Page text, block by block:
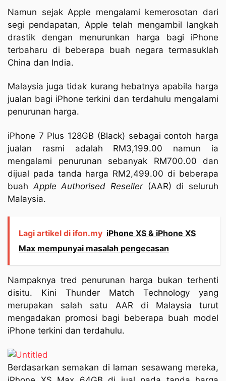
Namun sejak Apple mengalami kemerosotan dari
segi pendapatan, Apple telah mengambil langkah
drastik dengan menurunkan harga bagi iPhone
terbaharu di beberapa buah negara termasuklah
China dan India.
Malaysia juga tidak kurang hebatnya apabila harga
jualan bagi iPhone terkini dan terdahulu mengalami
penurunan harga.
iPhone 7 Plus 128GB (Black) sebagai contoh harga
jualan rasmi adalah RM3,199.00 namun ia
mengalami penurunan sebanyak RM700.00 dan
dijual pada tanda harga RM2,499.00 di beberapa
buah Apple Authorised Reseller (AAR) di seluruh
Malaysia.
Lagi artikel di ifon.my iPhone XS & iPhone XS
Max mempunyai masalah pengecasan
Nampaknya tred penurunan harga bukan terhenti
disitu. Kini Thunder Match Technology yang
merupakan salah satu AAR di Malaysia turut
mengadakan promosi bagi beberapa buah model
iPhone terkini dan terdahulu.
Berdasarkan semakan di laman sesawang mereka,